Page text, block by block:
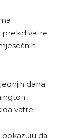
prekid vatre
dana
i
vatre.
pokazuju da